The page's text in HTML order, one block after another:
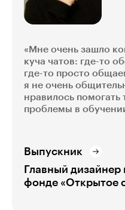
«Мне очень зашло
куча чатов: где-то
где-то просто
я не очень
нравилось помогать
проблемы в
Выпускник
Главный дизайнер
фонде «Открытое